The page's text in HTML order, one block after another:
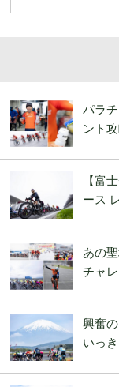
パラ
ント
【富
ース
あの
チャ
興奮
いっ